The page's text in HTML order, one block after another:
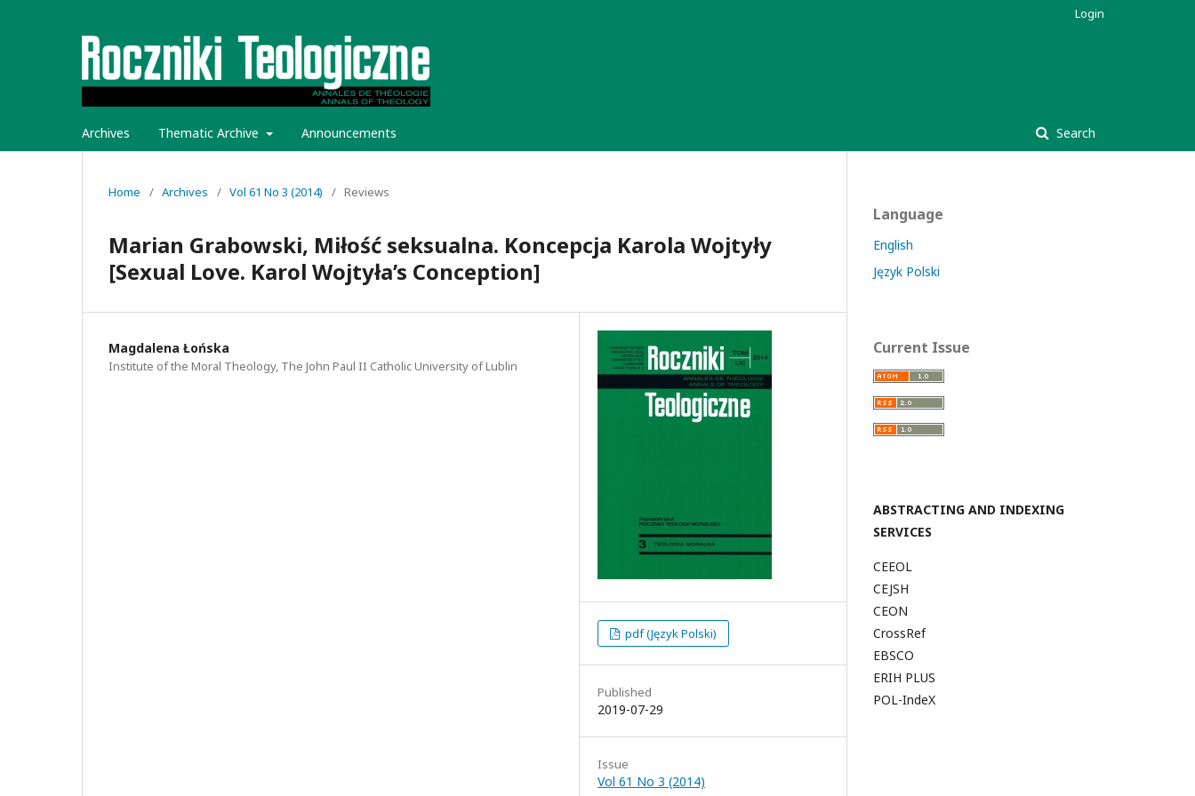
Archives Thematic Archive Announcements Search
Login
Home / Archives / Vol 61 No 3 (2014) / Reviews
Marian Grabowski, Miłość seksualna. Koncepcja Karola Wojtyły
[Sexual Love. Karol Wojtyła’s Conception]
Magdalena Łońska
Institute of the Moral Theology, The John Paul II Catholic University of Lublin
pdf (Język Polski)
Published
2019-07-29
Issue
Vol 61 No 3 (2014)
Language
English
Język Polski
Current Issue
ABSTRACTING AND INDEXING
SERVICES
CEEOL
CEJSH
CEON
CrossRef
EBSCO
ERIH PLUS
POL-IndeX